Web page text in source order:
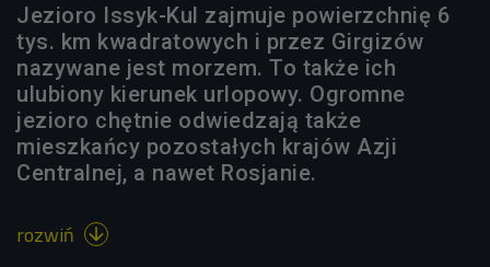
Jezioro Issyk-Kul zajmuje powierzchnię 6
tys. km kwadratowych i przez Girgizów
nazywane jest morzem. To także ich
ulubiony kierunek urlopowy. Ogromne
jezioro chętnie odwiedzają także
mieszkańcy pozostałych krajów Azji
Centralnej, a nawet Rosjanie.
rozwiń 